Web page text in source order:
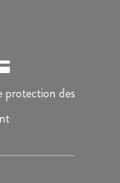
protection des